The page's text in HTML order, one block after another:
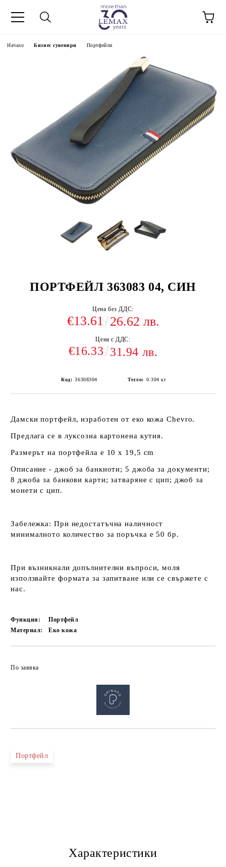
Начало Бизнес сувенири Портфейли
ПОРТФЕЙЛ 363083 04, СИН
Цена без ДДС:
€13.61 26.62 лв.
Цена с ДДС:
€16.33 31.94 лв.
Код: 36308304 Тегло: 0.304 кг
Дамски портфейл, изработен от еко кожа Chevro.
Предлага се в луксозна картонена кутия.
Размерът на портфейла е 10 x 19,5 cm
Описание - джоб за банкноти; 5 джоба за документи;
8 джоба за банкови карти; затваряне с цип; джоб за
монети с цип.
Забележка: При недостатъчна наличност
минималното количество за поръчка е 50 бр.
При възникнали допълнителни въпроси, моля
използвайте формата за запитване или се свържете с
нас.
Функция:
Портфейл
Материал:
Еко кожа
По заявка
Портфейл
Характеристики